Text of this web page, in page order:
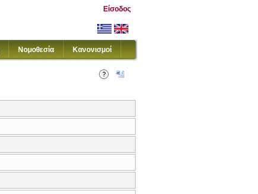
Είσοδος
Νομοθεσία Κανονισμοί